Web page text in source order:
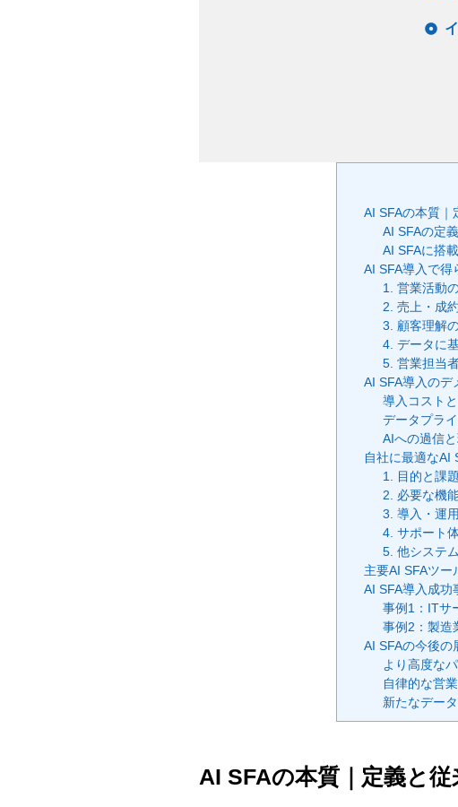
AI SFAの本質｜
AI SFAの定
AI SFAに搭
AI SFA導入で得
1. 営業活動
2. 売上・成
3. 顧客理解
4. データに
5. 営業担当
AI SFA導入のデ
導入コスト
データプラ
AIへの過信
自社に最適なAI
1. 目的と課
2. 必要な機
3. 導入・運
4. サポート
5. 他システ
主要AI SFAツー
AI SFA導入成功
事例1：ITサ
事例2：製造
AI SFAの今後の
より高度な
自律的な営
新たなデー
AI SFAの本質｜定義と